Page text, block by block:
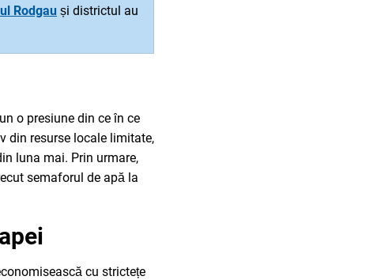
Rodgau și districtul au
o presiune din ce în ce
din resurse locale limitate,
luna mai. Prin urmare,
semaforul de apă la
cu strictețe